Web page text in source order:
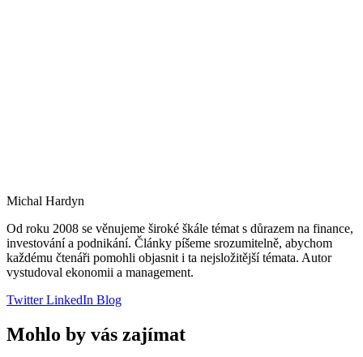
Michal Hardyn
Od roku 2008 se věnujeme široké škále témat s důrazem na finance,
investování a podnikání. Články píšeme srozumitelně, abychom
každému čtenáři pomohli objasnit i ta nejsložitější témata. Autor
vystudoval ekonomii a management.
TwitterLinkedIn Blog
Mohlo by vás zajímat